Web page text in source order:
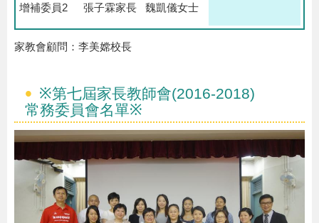
增補委員2 張子霖家長 魏凱儀女士
家教會顧問：李美嫦校長
※第七屆家長教師會(2016-2018)
常務委員會名單※